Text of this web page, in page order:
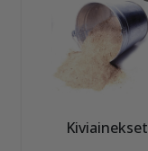
Kiviainekset